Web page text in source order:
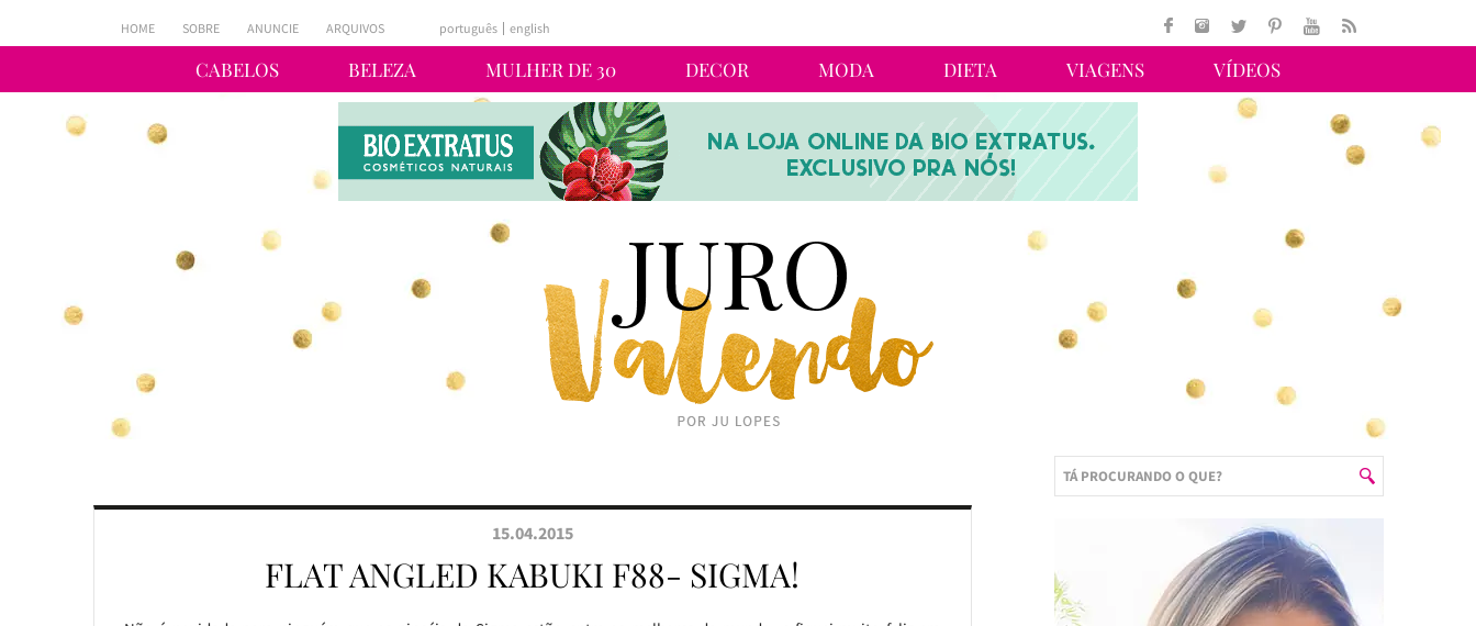
CABELOS BELEZA MULHER DE 30 DECOR MODA DIETA VIAGENS VÍDEOS
HOME SOBRE ANUNCIE ARQUIVOS português english
15.04.2015
FLAT ANGLED KABUKI F88- SIGMA!